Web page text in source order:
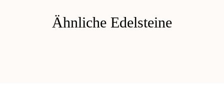
Ähnliche Edelsteine